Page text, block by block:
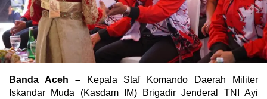
Banda Aceh –Kepala Staf Komando Daerah Militer
Iskandar Muda (Kasdam IM) Brigadir Jenderal TNI Ayi